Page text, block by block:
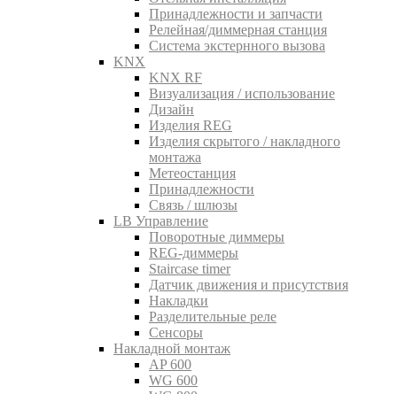
Принадлежности и запчасти
Релейная/диммерная станция
Система экстернного вызова
KNX
KNX RF
Визуализация / использование
Дизайн
Изделия REG
Изделия скрытого / накладного
монтажа
Метеостанция
Принадлежности
Связь / шлюзы
LB Управление
Поворотные диммеры
REG-диммеры
Staircase timer
Датчик движения и присутствия
Накладки
Разделительные реле
Сенсоры
Накладной монтаж
AP 600
WG 600